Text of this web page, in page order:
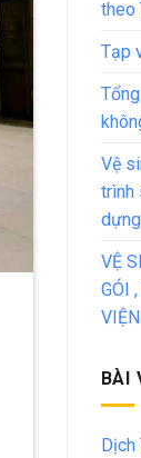
theo
Tạp
Vệ
trình
dựng
VỆ
GÓI
BÀI
Dịch